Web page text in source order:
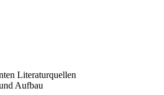
Literaturquellen
Aufbau